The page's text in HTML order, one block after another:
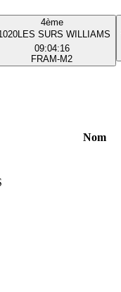
4ème
LES SURS WILLIAMS
09:04:16
FRAM-M2
Nom